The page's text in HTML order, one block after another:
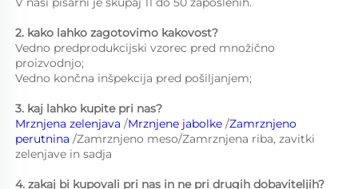
2. kako lahko zagotovimo kakovost?
Vedno predprodukcijski vzorec pred množično
proizvodnjo;
Vedno končna inšpekcija pred pošiljanjem;
3. kaj lahko kupite pri nas?
Mrznjena zelenjava /Mrznjene jabolke /Zamrznjeno
perutnina /Zamrznjeno meso/Zamrznjena riba, zavitki
zelenjave in sadja
4. zakaj bi kupovali pri nas in ne pri drugih dobaviteljih?